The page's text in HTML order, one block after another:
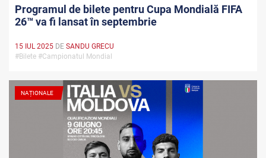
Programul de bilete pentru Cupa Mondială FIFA
26™ va fi lansat în septembrie
15 IUL 2025 DE SANDU GRECU
#Bilete #Campionatul Mondial
NAȚIONALE